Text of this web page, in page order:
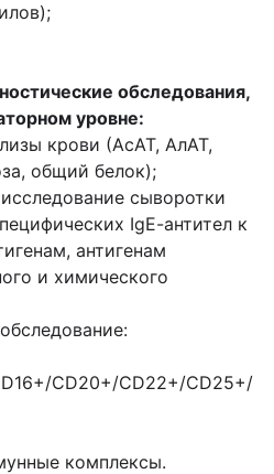
обследования,
уровне:
крови (АсАТ, АлАТ,
общий белок);
сыворотки
IgЕ-антител к
антигенам
и химического
СD20+/СD22+/СD25+/
комплексы.